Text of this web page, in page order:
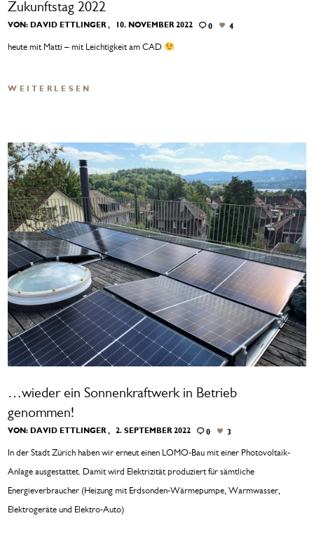
Zukunftstag 2022
VON: DAVID ETTLINGER 10. NOVEMBER 2022 0 4
heute mit Matti – mit Leichtigkeit am CAD
WEITERLESEN
…wieder ein Sonnenkraftwerk in Betrieb
genommen!
VON: DAVID ETTLINGER 2. SEPTEMBER 2022 0 3
In der Stadt Zürich haben wir erneut einen LOMO-Bau mit einer Photovoltaik-
Anlage ausgestattet. Damit wird Elektrizität produziert für sämtliche
Energieverbraucher (Heizung mit Erdsonden-Wärmepumpe, Warmwasser,
Elektrogeräte und Elektro-Auto)